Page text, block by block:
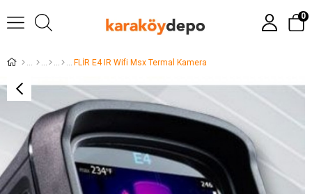
0
FLİR E4 IR Wifi Msx Termal Kamera